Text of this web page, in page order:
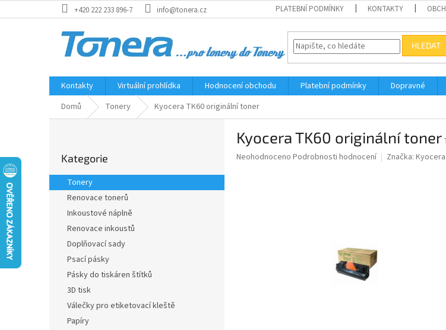
na
+420 222 233 896-7 info@tonera.cz PLATEBNÍ PODMÍNKY KONTAKTY
HLEDAT
Kontakty Virtuální prohlídka Hodnocení obchodu Platební podmínky Dopravné
Domů
Tonery Kyocera TK60 originální toner
r
a
kategorie
Kategorie
Tonery
Renovace tonerů
Inkoustové náplně
Renovace inkoustů
Doplňovací sady
Psací pásky
Pásky do tiskáren štítků
3D tisk
Válečky pro etiketovací kleště
Papíry
Kyocera TK60 originální toner
Průměrné
Neohodnoceno Podrobnosti hodnocení Značka: Kyocera